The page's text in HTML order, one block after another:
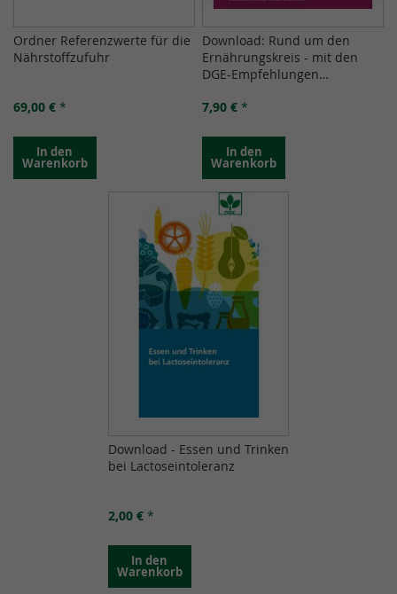
Ordner Referenzwerte für die
Nährstoffzufuhr
69,00 € *
In den
Warenkorb
Download: Rund um den
Ernährungskreis - mit den
DGE-Empfehlungen
7,90 € *
In den
Warenkorb
Download - Essen und Trinken
bei Lactoseintoleranz
2,00 € *
In den
Warenkorb